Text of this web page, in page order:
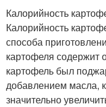
Калорийность
Калорийность
способа
картофеля содержит
картофель был
добавлением масла,
значительно